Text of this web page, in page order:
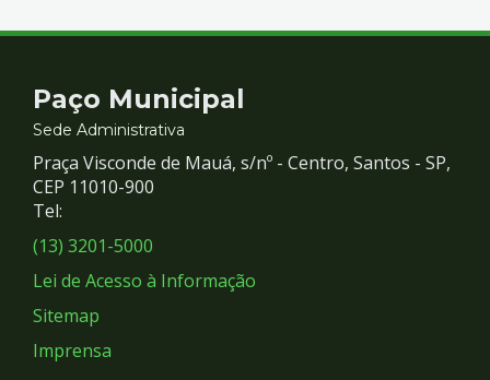
Contato
e
Redes
Sociais
Paço Municipal
Sede Administrativa
Praça Visconde de Mauá, s/nº - Centro, Santos - SP,
CEP 11010-900
Tel:
(13) 3201-5000
Lei de Acesso à Informação
Sitemap
Imprensa